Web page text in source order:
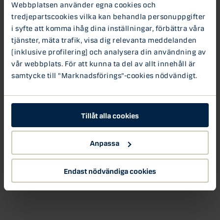
Webbplatsen använder egna cookies och
tredjepartscookies vilka kan behandla personuppgifter
i syfte att komma ihåg dina inställningar, förbättra våra
tjänster, mäta trafik, visa dig relevanta meddelanden
(inklusive profilering) och analysera din användning av
vår webbplats. För att kunna ta del av allt innehåll är
samtycke till "Marknadsförings"-cookies nödvändigt.
Tillåt alla cookies
Anpassa
Endast nödvändiga cookies